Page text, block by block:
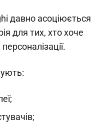
давно асоціюється
для тих, хто хоче